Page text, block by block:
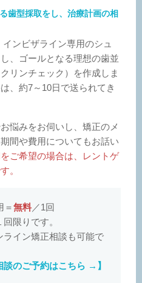
歯型採取をし、治療計画の相
ンビザライン専用のシュ
、ゴールとなる理想の歯並
リンチェック）を作成しま
、約7～10日で送られてき
悩みをお伺いし、矯正のメ
間や費用についてもお話い
ご希望の場合は、
レントゲ
。
＝無料／1回
限りです。
ライン矯正相談も可能で
談のご予約はこちら →】